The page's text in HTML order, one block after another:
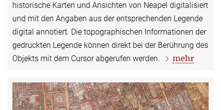
historische Karten und Ansichten von Neapel digitalisiert
und mit den Angaben aus der entsprechenden Legende
digital annotiert. Die topographischen Informationen der
gedruckten Legende können direkt bei der Berührung des
Objekts mit dem Cursor abgerufen werden.
mehr